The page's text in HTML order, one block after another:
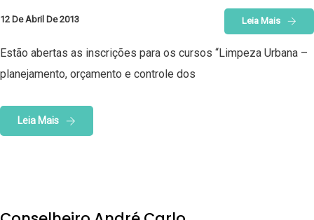
12 De Abril De 2013 Leia Mais
Estão abertas as inscrições para os cursos “Limpeza Urbana –
planejamento, orçamento e controle dos
Leia Mais